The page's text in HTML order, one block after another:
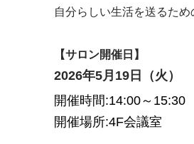
自分らしい生活を送るた
【サロン開催日】
2026年5月19日（火）
開催時間:14:00～15:30
開催場所:4F会議室